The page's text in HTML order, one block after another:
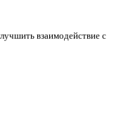
взаимодействие с